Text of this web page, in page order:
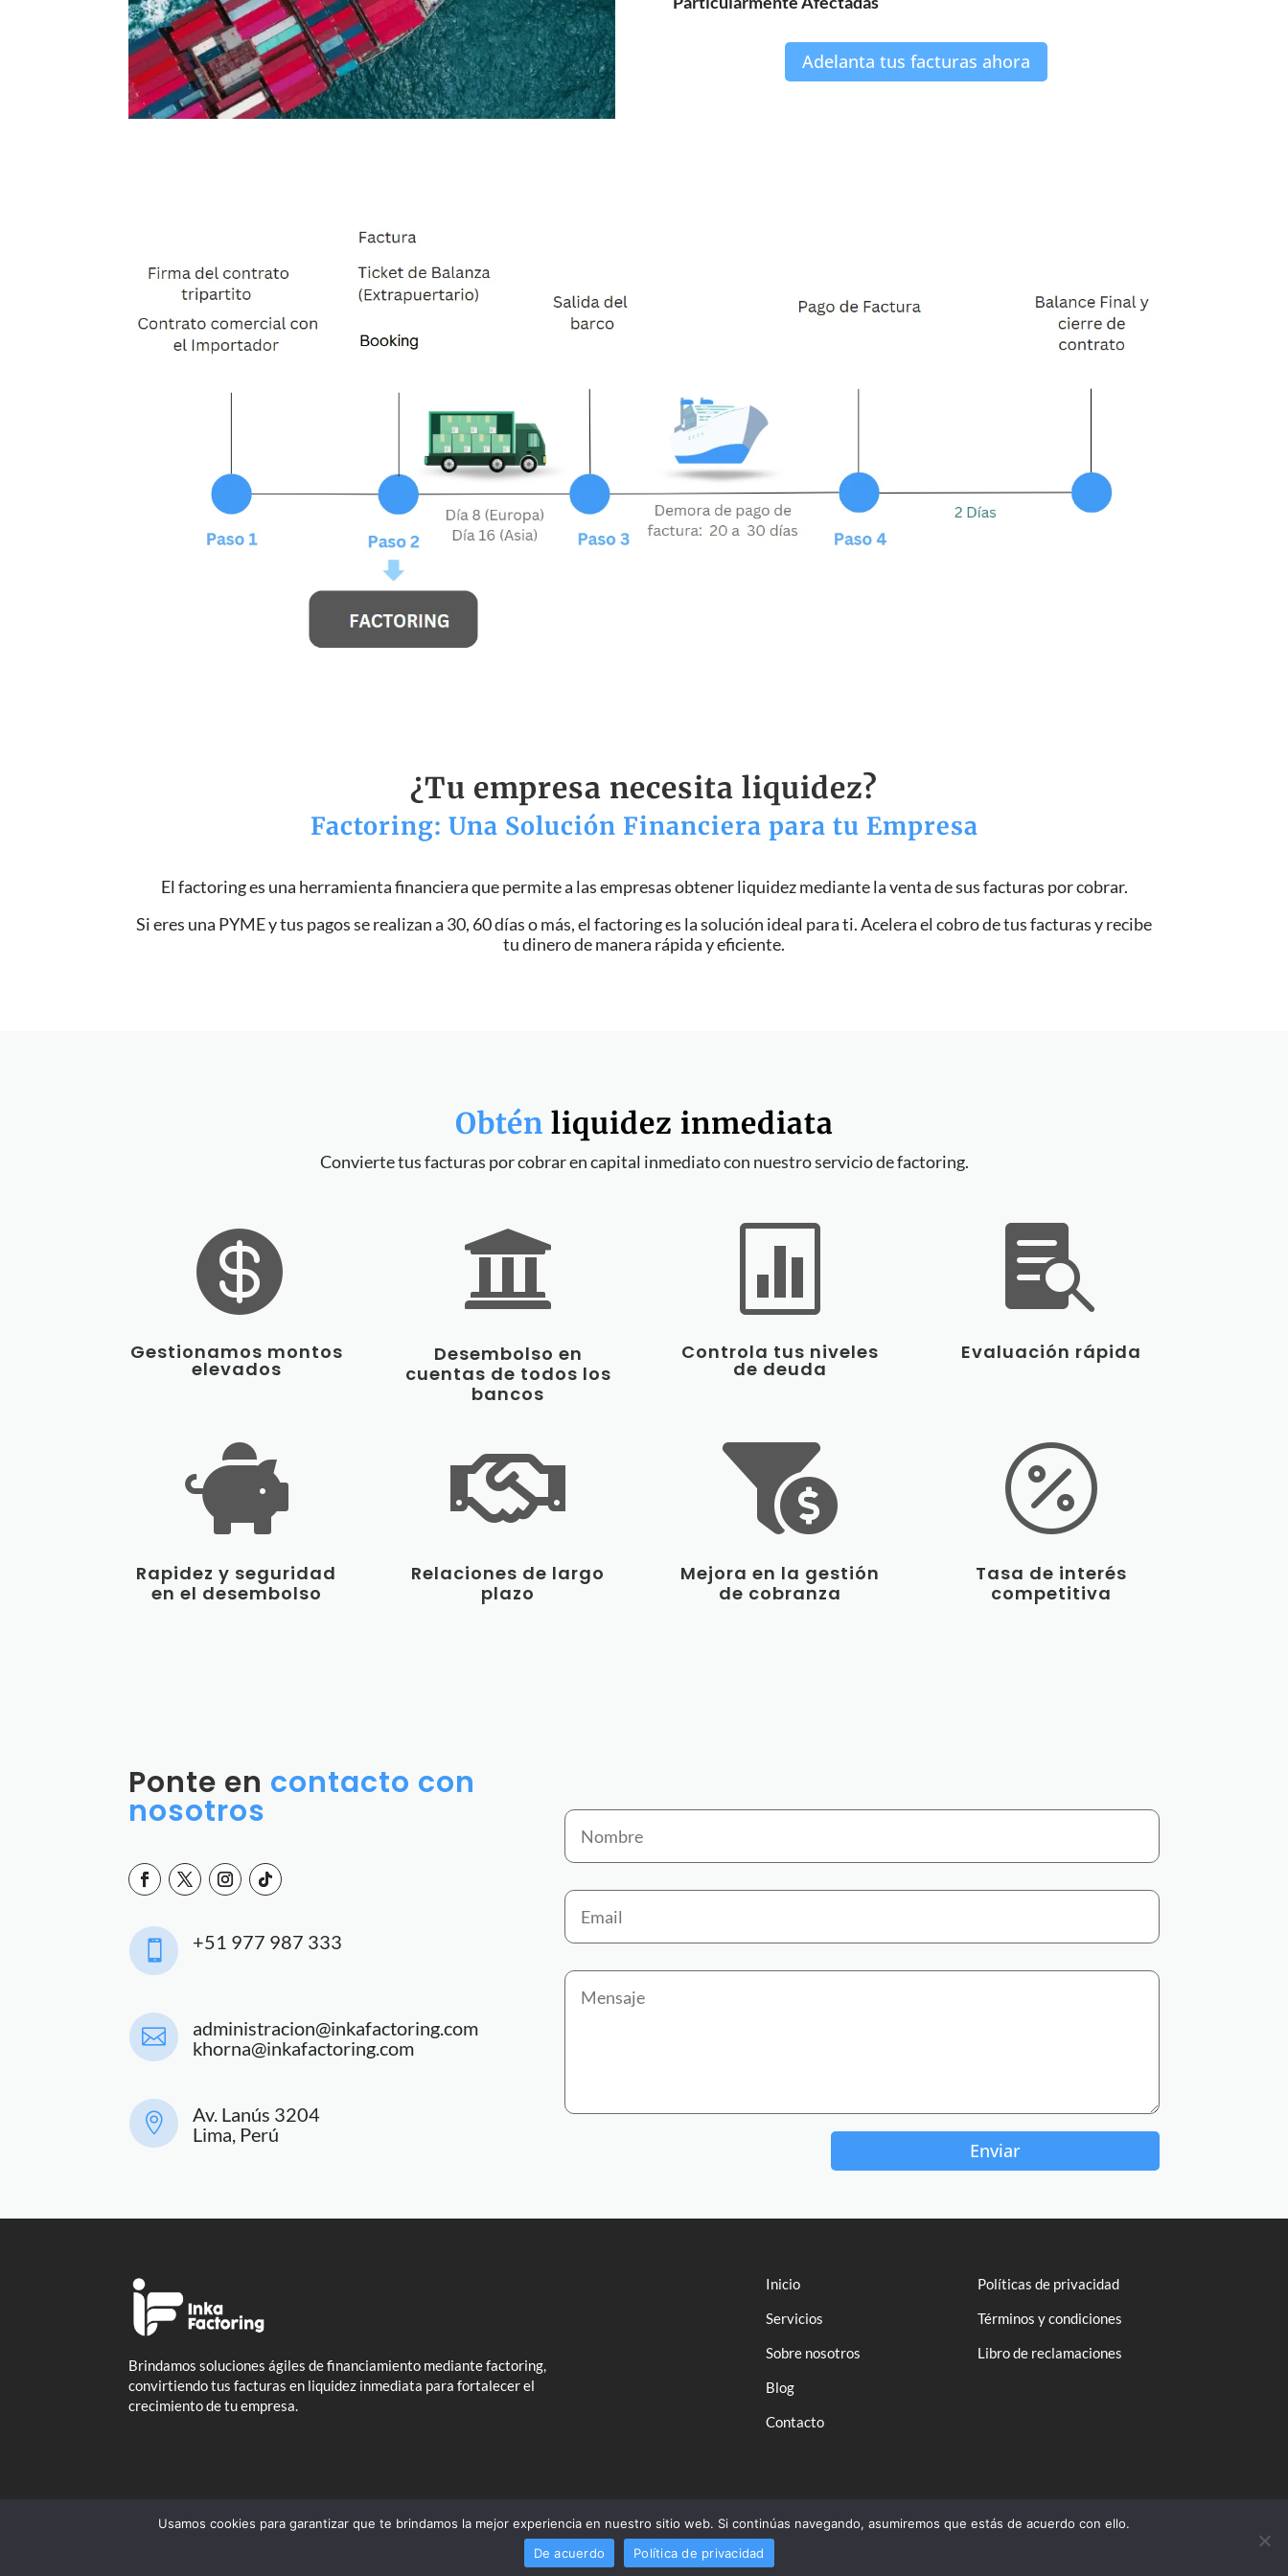
Adelanta tus facturas ahora
¿Tu empresa necesita liquidez?
Factoring: Una Solución Financiera para tu Empresa
El factoring es una herramienta financiera que permite a las empresas obtener liquidez mediante la venta de sus facturas por cobrar.
Si eres una PYME y tus pagos se realizan a 30, 60 días o más, el factoring es la solución ideal para ti. Acelera el cobro de tus facturas y recibe
tu dinero de manera rápida y eficiente.
Obtén liquidez inmediata
Convierte tus facturas por cobrar en capital inmediato con nuestro servicio de factoring.

Gestionamos montos
elevados

Desembolso en
cuentas de todos los
bancos

Controla tus niveles
de deuda

Evaluación rápida

Rapidez y seguridad
en el desembolso

Relaciones de largo
plazo

Mejora en la gestión
de cobranza

Tasa de interés
competitiva
Ponte en contacto con
nosotros
 +51 977 987 333

administracion@inkafactoring.com
khorna@inkafactoring.com

Av. Lanús 3204
Lima, Perú
Enviar
Brindamos soluciones ágiles de financiamiento mediante factoring,
convirtiendo tus facturas en liquidez inmediata para fortalecer el
crecimiento de tu empresa.
Inicio
Servicios
Sobre nosotros
Blog
Contacto
Políticas de privacidad
Términos y condiciones
Libro de reclamaciones
Usamos cookies para garantizar que te brindamos la mejor experiencia en nuestro sitio web. Si continúas navegando, asumiremos que estás de acuerdo con ello.
De acuerdo
Política de privacidad
Contact us